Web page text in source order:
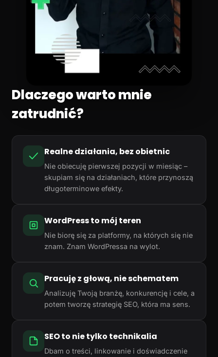
Dlaczego warto mnie
zatrudnić?
Realne działania, bez obietnic
Nie obiecuję pierwszej pozycji w miesiąc –
skupiam się na działaniach, które przynoszą
długoterminowe efekty.
WordPress to mój teren
Nie biorę się za platformy, na których się nie
znam. Znam WordPressa na wylot.
Pracuję z głową, nie schematem
Analizuję Twoją branżę, konkurencję i cele, a
potem tworzę strategię SEO, która ma sens.
SEO to nie tylko technikalia
Dbam o treści, linkowanie i doświadczenie